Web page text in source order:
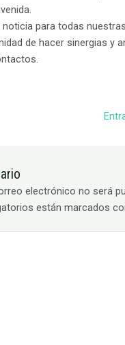
noticia para todas
de hacer sinergias y
electrónico no será
están marcados